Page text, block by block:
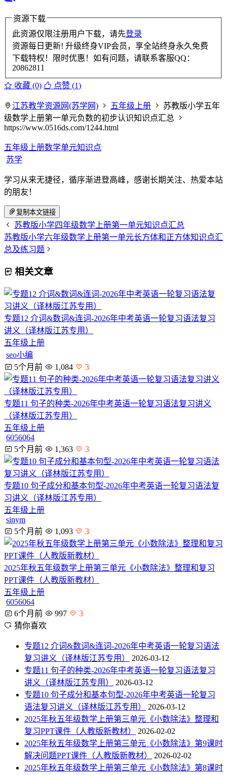
资源下载
此资源仅限注册用户下载，请先登录
资源每日更新! 升级终身VIP会员，享全站终身永久免费
下载特权！限时优惠！如有问题，请联系客服QQ：
20862811
收藏 (0) 点赞 (1)
江苏教学资源网(苏学网) 五年级上册
苏教版小学五年
级数学上册第一单元负数的初步认识知识点汇总
https://www.0516ds.com/1244.html
五年级上册数学单元知识点
苏学
学习从来无捷径，循序渐进登高峰，感谢长期关注、热爱本站
的朋友！
复制本文链接
苏教版小学四年级数学上册第一单元知识点汇总
苏教版小学六年级数学上册第一单元长方体和正方体知识点汇
总及练习题
相关文章
专题12 介词&数词&连词-2026年中考英语一轮复习语法复习
讲义（译林版江苏专用）
五年级上册
seo小编
5个月前
1,084 3
专题11 句子的种类-2026年中考英语一轮复习语法复习讲义
（译林版江苏专用）
五年级上册
6056064
5个月前
1,363 3
专题10 句子成分和基本句型-2026年中考英语一轮复习语法复
习讲义（译林版江苏专用）
五年级上册
sinym
5个月前
1,093 3
2025年秋五年级数学上册第三单元《小数除法》整理和复习
PPT课件（人教版新教材）
五年级上册
6056064
6个月前
997
3
猜你喜欢
专题12 介词&数词&连词-2026年中考英语一轮复习语法
复习讲义（译林版江苏专用）
2026-03-12
专题11 句子的种类-2026年中考英语一轮复习语法复习
讲义（译林版江苏专用）
2026-03-12
专题10 句子成分和基本句型-2026年中考英语一轮复习
语法复习讲义（译林版江苏专用）
2026-03-12
2025年秋五年级数学上册第三单元《小数除法》整理和
复习PPT课件（人教版新教材）
2026-02-02
2025年秋五年级数学上册第三单元《小数除法》第9课时
解决问题PPT课件（人教版新教材）
2026-02-02
2025年秋五年级数学上册第三单元《小数除法》第8课时